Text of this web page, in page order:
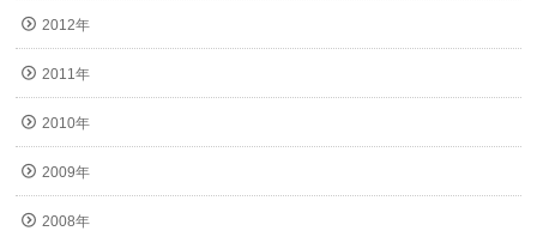
2012年
2011年
2010年
2009年
2008年